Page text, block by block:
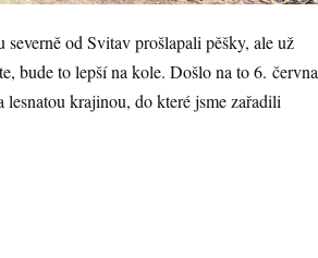
od Svitav prošlapali pěšky, ale už
bude to lepší na kole. Došlo na to 6. června
krajinou, do které jsme zařadili